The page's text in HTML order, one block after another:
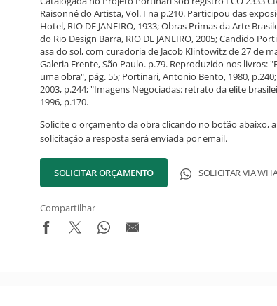
Raisonné do Artista, Vol. I na p.210. Participou das
Hotel, RIO DE JANEIRO, 1933; Obras Primas da Arte
do Rio Design Barra, RIO DE JANEIRO, 2005; Candido
asa do sol, com curadoria de Jacob Klintowitz de 27 de
Galeria Frente, São Paulo. p.79. Reproduzido nos livros:
uma obra", pág. 55; Portinari, Antonio Bento, 1980,
2003, p.244; "Imagens Negociadas: retrato da elite
1996, p.170.
Solicite o orçamento da obra clicando no botão abaixo,
solicitação a resposta será enviada por email.
SOLICITAR ORÇAMENTO SOLICITAR VIA
Compartilhar